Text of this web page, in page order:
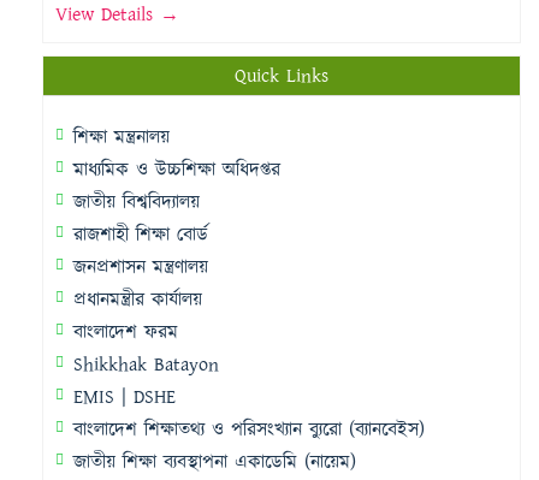
View Details →
Quick Links
শিক্ষা মন্ত্রনালয়
মাধ্যমিক ও উচ্চশিক্ষা অধিদপ্তর
জাতীয় বিশ্ববিদ্যালয়
রাজশাহী শিক্ষা বোর্ড
জনপ্রশাসন মন্ত্রণালয়
প্রধানমন্ত্রীর কার্যালয়
বাংলাদেশ ফরম
Shikkhak Batayon
EMIS | DSHE
বাংলাদেশ শিক্ষাতথ্য ও পরিসংখ্যান ব্যুরো (ব্যানবেইস)
জাতীয় শিক্ষা ব্যবস্থাপনা একাডেমি (নায়েম)